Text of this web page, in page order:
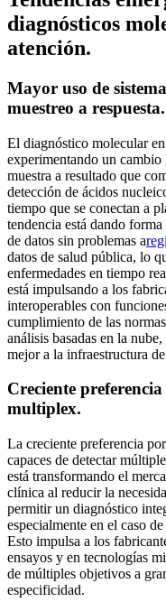
diagnósticos
atención.
Mayor uso de
muestreo a respuesta.
El diagnóstico molecular
experimentando un cambio
muestra a resultado que
detección de ácidos
tiempo que se conectan a
tendencia está dando
de datos sin problemas a
datos de salud pública, lo
enfermedades en tiempo
está impulsando a los
interoperables con
cumplimiento de las
análisis basadas en la
mejor a la infraestructura
Creciente
multiplex.
La creciente preferencia
capaces de detectar
está transformando el
clínica al reducir la
permitir un diagnóstico
especialmente en el caso
Esto impulsa a los
ensayos y en tecnologías
de múltiples objetivos a
especificidad.